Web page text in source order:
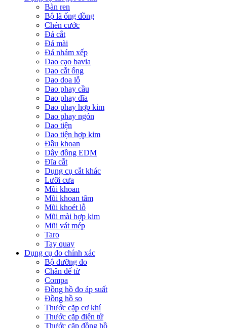
Bàn ren
Bộ lã ống đồng
Chén cước
Đá cắt
Đá mài
Đá nhám xếp
Dao cạo bavia
Dao cắt ống
Dao doa lỗ
Dao phay cầu
Dao phay đĩa
Dao phay hợp kim
Dao phay ngón
Dao tiện
Dao tiện hợp kim
Đầu khoan
Dây đồng EDM
Đĩa cắt
Dụng cụ cắt khác
Lưỡi cưa
Mũi khoan
Mũi khoan tâm
Mũi khoét lỗ
Mũi mài hợp kim
Mũi vát mép
Taro
Tay quay
Dụng cụ đo chính xác
Bộ dưỡng đo
Chân đế từ
Compa
Đồng hồ đo áp suất
Đồng hồ so
Thước cặp cơ khí
Thước cặp điện tử
Thước cặp đồng hồ